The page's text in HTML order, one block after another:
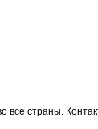
все страны.